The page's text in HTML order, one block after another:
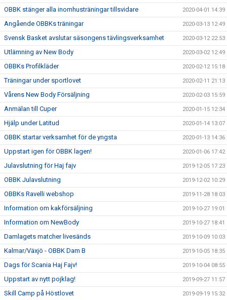
OBBK stänger alla inomhusträningar tillsvidare 2020-04-01 14:39
Angående OBBKs träningar 2020-03-13 12:49
Svensk Basket avslutar säsongens tävlingsverksamhet 2020-03-12 22:53
Utlämning av New Body 2020-03-02 12:49
OBBKs Profilkläder 2020-02-12 15:18
Träningar under sportlovet 2020-02-11 21:13
Vårens New Body Försäljning 2020-02-03 15:59
Anmälan till Cuper 2020-01-15 12:34
Hjälp under Latitud 2020-01-14 13:07
OBBK startar verksamhet för de yngsta 2020-01-13 14:36
Uppstart igen för OBBK lagen! 2020-01-06 17:42
Julavslutning för Haj fajv 2019-12-05 17:23
OBBK Julavslutning 2019-12-02 10:29
OBBKs Ravelli webshop 2019-11-28 18:03
Information om kakförsäljning 2019-10-27 19:01
Information om NewBody 2019-10-27 18:41
Damlagets matcher livesänds 2019-10-09 10:03
Kalmar/Växjö - OBBK Dam B 2019-10-05 18:35
Dags för Scania Haj Fajv! 2019-10-04 08:55
Uppstart av nytt pojklag! 2019-09-27 11:57
Skill Camp på Höstlovet 2019-09-19 15:32